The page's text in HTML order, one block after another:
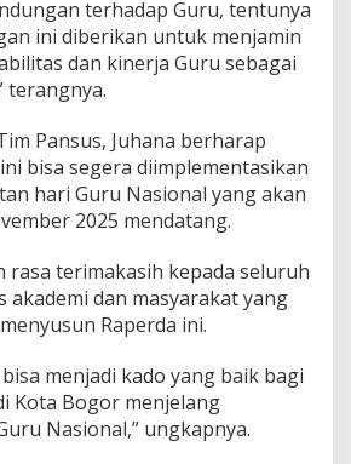
terhadap Guru, tentunya
ini diberikan untuk menjamin
dan kinerja Guru sebagai
terangnya.
Pansus, Juhana berharap
bisa segera diimplementasikan
hari Guru Nasional yang akan
2025 mendatang.
rasa terimakasih kepada seluruh
akademi dan masyarakat yang
Raperda ini.
menjadi kado yang baik bagi
Kota Bogor menjelang
Nasional,” ungkapnya.